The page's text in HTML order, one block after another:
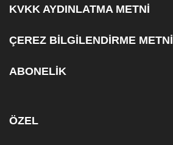
KVKK AYDINLATMA METNİ
ÇEREZ BİLGİLENDİRME METNİ
ABONELİK
ÖZEL